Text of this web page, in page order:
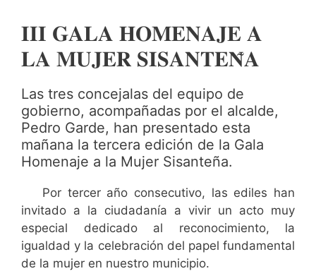
𝐈𝐈𝐈 𝐆𝐀𝐋𝐀 𝐇𝐎𝐌𝐄𝐍𝐀𝐉𝐄 𝐀
𝐋𝐀 𝐌𝐔𝐉𝐄𝐑 𝐒𝐈𝐒𝐀𝐍𝐓𝐄𝐍̃𝐀
Las tres concejalas del equipo de
gobierno, acompañadas por el alcalde,
Pedro Garde, han presentado esta
mañana la tercera edición de la Gala
Homenaje a la Mujer Sisanteña.
Por tercer año consecutivo, las ediles han
invitado a la ciudadanía a vivir un acto muy
especial dedicado al reconocimiento, la
igualdad y la celebración del papel fundamental
de la mujer en nuestro municipio.